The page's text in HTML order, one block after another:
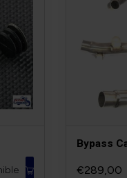
Bypass
€289,00